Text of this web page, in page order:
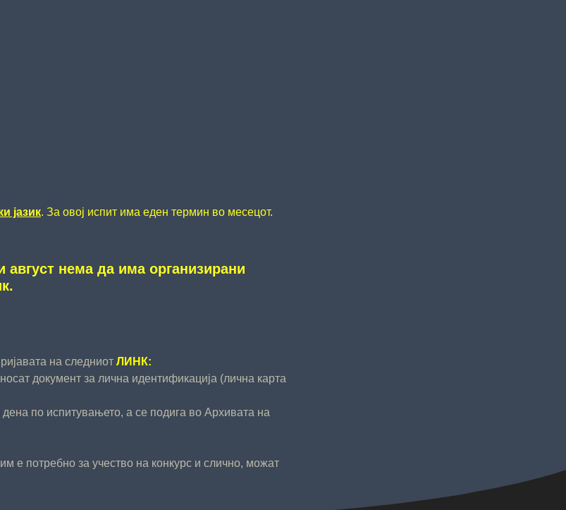
јазик. За овој испит има еден термин во месецот.
август нема да има организирани
на следниот ЛИНК:
документ за лична идентификација (лична карта
по испитувањето, а се подига во Архивата на
е потребно за учество на конкурс и слично, можат